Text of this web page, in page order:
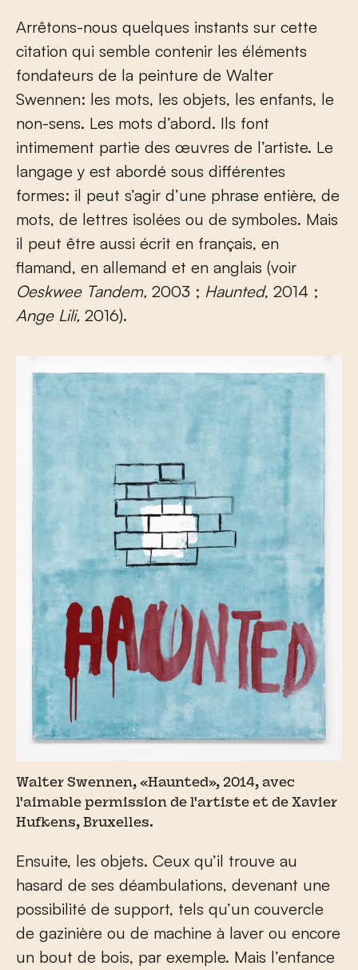
Arrêtons-nous quelques instants sur cette
citation qui semble contenir les éléments
fondateurs de la peinture de Walter
Swennen: les mots, les objets, les enfants, le
non-sens. Les mots d’abord. Ils font
intimement partie des œuvres de l’artiste. Le
langage y est abordé sous différentes
formes: il peut s’agir d’une phrase entière, de
mots, de lettres isolées ou de symboles. Mais
il peut être aussi écrit en français, en
flamand, en allemand et en anglais (voir
Oeskwee Tandem, 2003 ; Haunted, 2014 ;
Ange Lili, 2016).
Walter Swennen, «Haunted», 2014, avec
l'aimable permission de l'artiste et de Xavier
Hufkens, Bruxelles.
Ensuite, les objets. Ceux qu’il trouve au
hasard de ses déambulations, devenant une
possibilité de support, tels qu’un couvercle
de gazinière ou de machine à laver ou encore
un bout de bois, par exemple. Mais l’enfance